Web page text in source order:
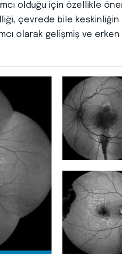
olduğu için özellikle
çevrede bile keskinliğin
olarak gelişmiş ve erken